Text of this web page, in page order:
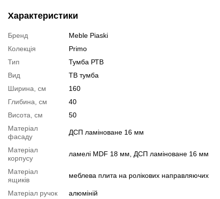
Характеристики
Бренд
Meble Piaski
Колекція
Primo
Тип
Тумба РТВ
Вид
ТВ тумба
Ширина, см
160
Глибина, см
40
Висота, см
50
Матеріал
фасаду
ДСП ламіноване 16 мм
Матеріал
корпусу
ламелі MDF 18 мм, ДСП ламіноване 16 мм
Матеріал
ящиків
меблева плита на ролікових направляючих
Матеріал ручок
алюміній